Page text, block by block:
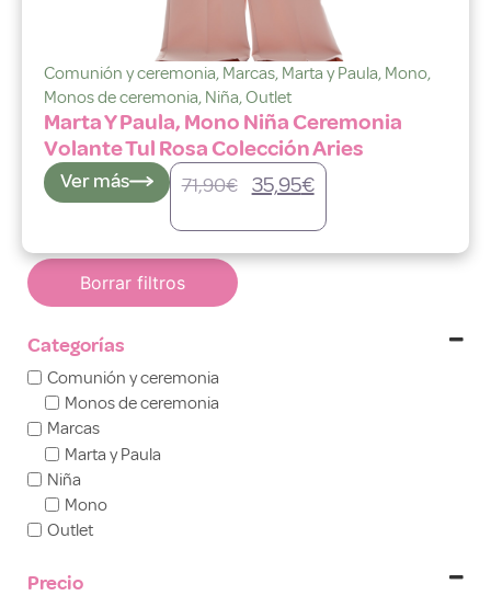
Borrar filtros
Categorías
Comunión y ceremonia
Monos de ceremonia
Marcas
Marta y Paula
Niña
Mono
Outlet
Precio
Comunión y ceremonia, Marcas, Marta y Paula, Mono,
Monos de ceremonia, Niña,Outlet
Marta Y Paula, Mono Niña Ceremonia
Volante Tul Rosa Colección Aries
Ver más 71,90€ 35,95€